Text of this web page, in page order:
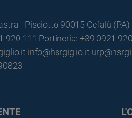
- Pisciotto 90015 Cefalù (PA)
920 111 Portineria: +39 0921
info@hsrgiglio.it